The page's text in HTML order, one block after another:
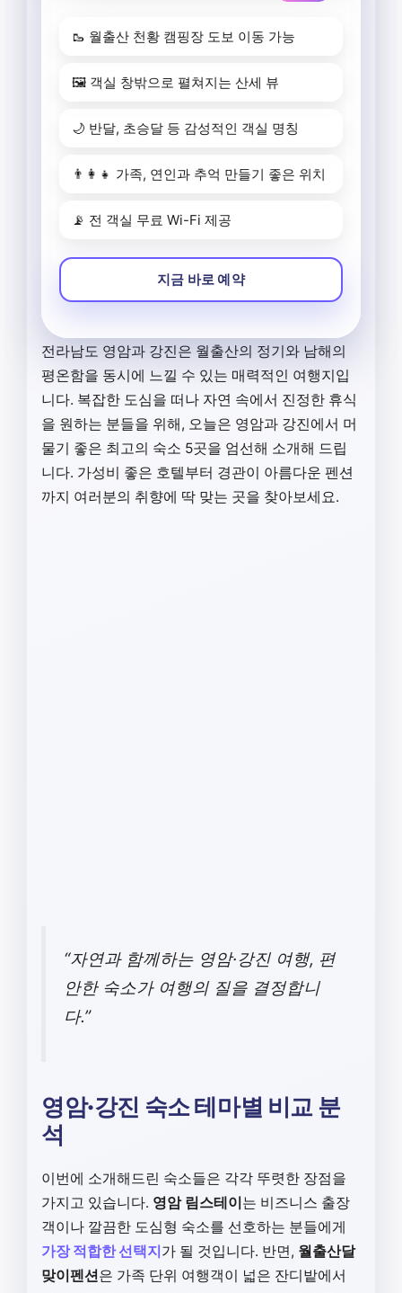
🥾 월출산 천황 캠핑장 도보 이동 가능
🖼️ 객실 창밖으로 펼쳐지는 산세 뷰
🌙 반달, 초승달 등 감성적인 객실 명칭
👨‍👩‍👧 가족, 연인과 추억 만들기 좋은 위치
📡 전 객실 무료 Wi-Fi 제공
지금 바로 예약
전라남도 영암과 강진은 월출산의 정기와 남해의
평온함을 동시에 느낄 수 있는 매력적인 여행지입
니다. 복잡한 도심을 떠나 자연 속에서 진정한 휴식
을 원하는 분들을 위해, 오늘은 영암과 강진에서 머
물기 좋은 최고의 숙소 5곳을 엄선해 소개해 드립
니다. 가성비 좋은 호텔부터 경관이 아름다운 펜션
까지 여러분의 취향에 딱 맞는 곳을 찾아보세요.
“자연과 함께하는 영암·강진 여행, 편
안한 숙소가 여행의 질을 결정합니
다.”
영암·강진 숙소 테마별 비교 분
석
이번에 소개해드린 숙소들은 각각 뚜렷한 장점을
가지고 있습니다. 영암 림스테이는 비즈니스 출장
객이나 깔끔한 도심형 숙소를 선호하는 분들에게
가장 적합한 선택지가 될 것입니다. 반면, 월출산달
맞이펜션은 가족 단위 여행객이 넓은 잔디밭에서